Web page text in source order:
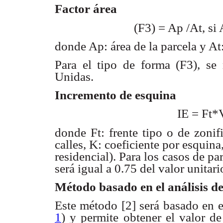
Factor área
(F3) = Ap /At,
donde Ap: área de la parcela y
Para el tipo de forma (F3), se
Unidas.
Incremento de esquina
IE =
donde Ft: frente tipo o de
calles, K: coeficiente por
residencial). Para los casos de
será igual a 0.75 del valor
Método basado en el análisis
Este método [2] será basado en
1) y permite obtener el valor